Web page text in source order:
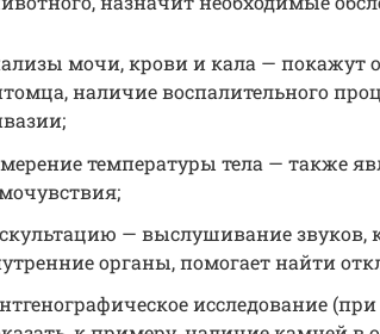
мочи, крови и кала — покажут
наличие воспалительного
температуры тела — также
— выслушивание звуков,
органы, помогает найти
исследование